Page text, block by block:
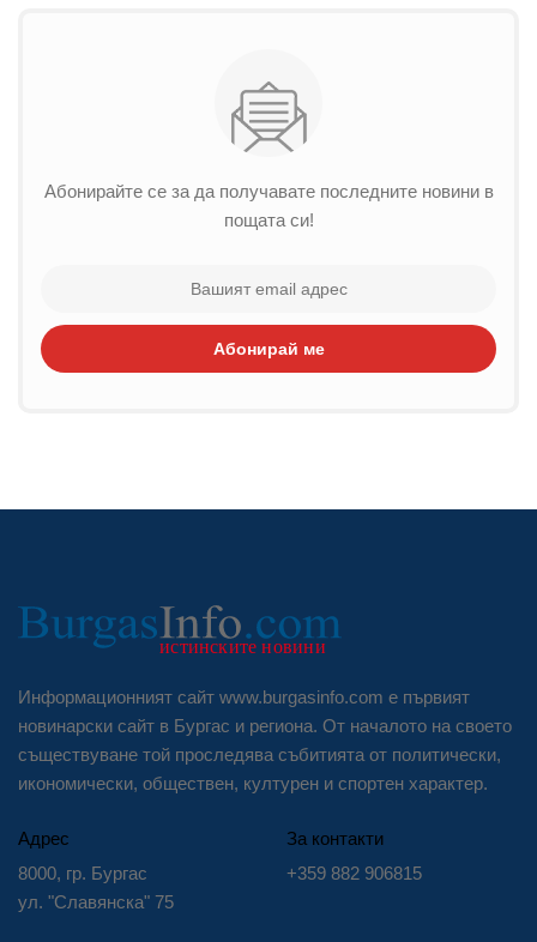
Абонирайте се за да получавате последните новини в
пощата си!
Абонирай ме
Информационният сайт www.burgasinfo.com е първият
новинарски сайт в Бургас и региона. От началото на своето
съществуване той проследява събитията от политически,
икономически, обществен, културен и спортен характер.
Адрес
8000, гр. Бургас
ул. "Славянска" 75
За контакти
+359 882 906815